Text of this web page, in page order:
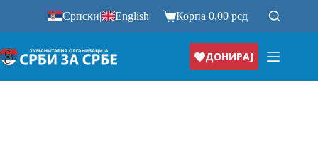
Српски| English Корпа0,00рсд
ДОНИРАЈ